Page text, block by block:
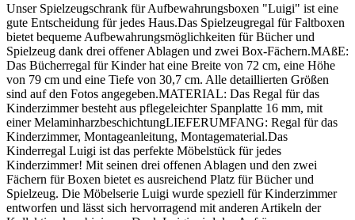
Unser Spielzeugschrank für Aufbewahrungsboxen "Luigi" ist eine
gute Entscheidung für jedes Haus.Das Spielzeugregal für Faltboxen
bietet bequeme Aufbewahrungsmöglichkeiten für Bücher und
Spielzeug dank drei offener Ablagen und zwei Box-Fächern.MAßE:
Das Bücherregal für Kinder hat eine Breite von 72 cm, eine Höhe
von 79 cm und eine Tiefe von 30,7 cm. Alle detaillierten Größen
sind auf den Fotos angegeben.MATERIAL: Das Regal für das
Kinderzimmer besteht aus pflegeleichter Spanplatte 16 mm, mit
einer MelaminharzbeschichtungLIEFERUMFANG: Regal für das
Kinderzimmer, Montageanleitung, Montagematerial.Das
Kinderregal Luigi ist das perfekte Möbelstück für jedes
Kinderzimmer! Mit seinen drei offenen Ablagen und den zwei
Fächern für Boxen bietet es ausreichend Platz für Bücher und
Spielzeug. Die Möbelserie Luigi wurde speziell für Kinderzimmer
entworfen und lässt sich hervorragend mit anderen Artikeln der